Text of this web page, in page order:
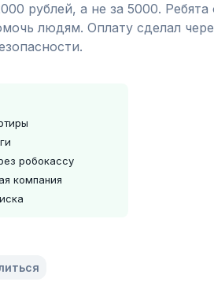
рублей, а не за 5000.
людям. Оплату сделал
робокассу
компания